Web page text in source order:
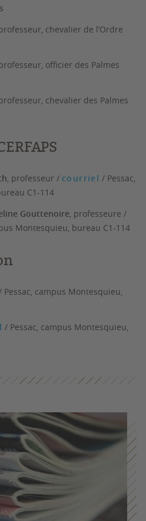
chevalier de l’Ordre
officier des Palmes
chevalier des Palmes
, professeur / courriel / Pessac,
C1-114
Gouttenoire, professeure /
Montesquieu, bureau C1-114
Pessac, campus Montesquieu,
/ Pessac, campus Montesquieu,